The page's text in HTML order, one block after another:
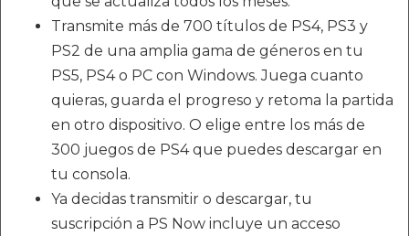
Transmite más de 700 títulos de PS4, PS3 y
PS2 de una amplia gama de géneros en tu
PS5, PS4 o PC con Windows. Juega cuanto
quieras, guarda el progreso y retoma la partida
en otro dispositivo. O elige entre los más de
300 juegos de PS4 que puedes descargar en
tu consola.
Ya decidas transmitir o descargar, tu
suscripción a PS Now incluye un acceso